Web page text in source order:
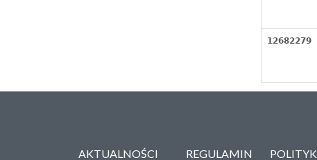
12682279
AKTUALNOŚCI REGULAMIN